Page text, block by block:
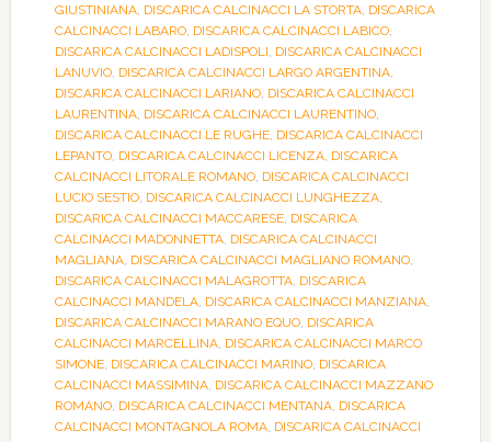
GIUSTINIANA, DISCARICA CALCINACCI LA STORTA, DISCARICA
CALCINACCI LABARO, DISCARICA CALCINACCI LABICO,
DISCARICA CALCINACCI LADISPOLI, DISCARICA CALCINACCI
LANUVIO, DISCARICA CALCINACCI LARGO ARGENTINA,
DISCARICA CALCINACCI LARIANO, DISCARICA CALCINACCI
LAURENTINA, DISCARICA CALCINACCI LAURENTINO,
DISCARICA CALCINACCI LE RUGHE, DISCARICA CALCINACCI
LEPANTO, DISCARICA CALCINACCI LICENZA, DISCARICA
CALCINACCI LITORALE ROMANO, DISCARICA CALCINACCI
LUCIO SESTIO, DISCARICA CALCINACCI LUNGHEZZA,
DISCARICA CALCINACCI MACCARESE, DISCARICA
CALCINACCI MADONNETTA, DISCARICA CALCINACCI
MAGLIANA, DISCARICA CALCINACCI MAGLIANO ROMANO,
DISCARICA CALCINACCI MALAGROTTA, DISCARICA
CALCINACCI MANDELA, DISCARICA CALCINACCI MANZIANA,
DISCARICA CALCINACCI MARANO EQUO, DISCARICA
CALCINACCI MARCELLINA, DISCARICA CALCINACCI MARCO
SIMONE, DISCARICA CALCINACCI MARINO, DISCARICA
CALCINACCI MASSIMINA, DISCARICA CALCINACCI MAZZANO
ROMANO, DISCARICA CALCINACCI MENTANA, DISCARICA
CALCINACCI MONTAGNOLA ROMA, DISCARICA CALCINACCI